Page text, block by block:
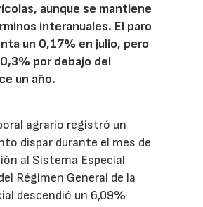
aunque se mantiene
interanuales. El paro
un 0,17% en julio, pero
por debajo del
un año.
agrario registró un
dispar durante el mes de
al Sistema Especial
Régimen General de la
descendió un 6,09%